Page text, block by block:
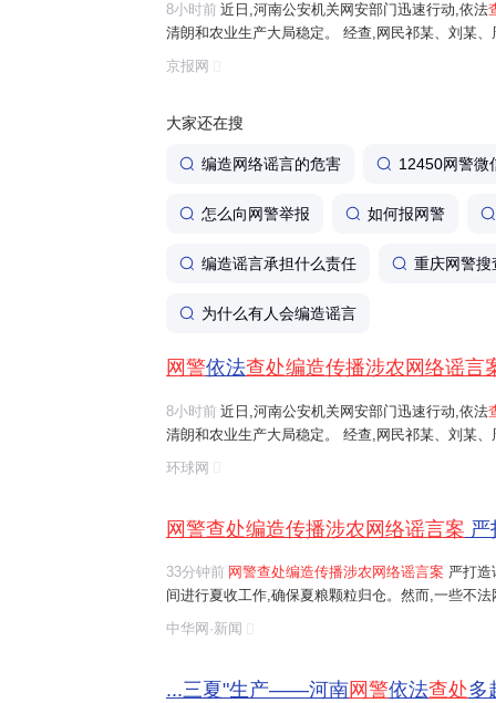
8小时前 近日,河南公安机关网安部门迅速行动,依法
清朗和农业生产大局稳定。 经查,网民祁某、刘某
等多人发布涉安阳、商丘、周口、济源等地"毁粮
京报网
大家还在搜
编造网络谣言的危害 12450网警微
怎么向网警举报 如何报网警
编造谣言承担什么责任 重庆网警搜
为什么有人会编造谣言
网警依法查处编造传播涉农网络谣言
8小时前 近日,河南公安机关网安部门迅速行动,依法
清朗和农业生产大局稳定。 经查,网民祁某、刘某
等多人发布涉安阳、商丘、周口、济源等地"毁粮
网络谣言信息,引发大范围
环球网
网警查处编造传播涉农网络谣言案 严
33分钟前 网警查处编造传播涉农网络谣言案 严打
间进行夏收工作,确保夏粮颗粒归仓。然而,一些不
造、摆拍并发布涉及农业的虚假信息,这些行为误
中华网·新闻
...三夏"生产——河南网警依法查处多